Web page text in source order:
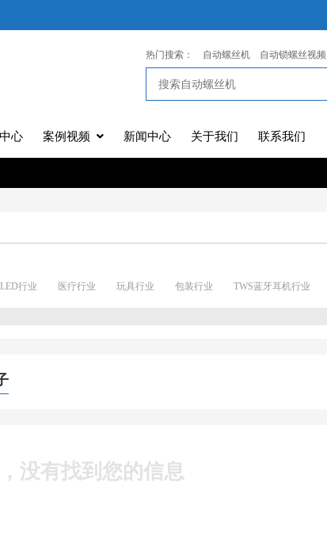
热门搜索： 自动螺丝机 自动锁螺丝视频
心 案例视频 新闻中心 关于我们 联系我们
LED行业 医疗行业 玩具行业 包装行业 TWS蓝牙耳机行业
没有找到您的信息